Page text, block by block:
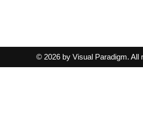
© 2026 by Visual Paradigm. All